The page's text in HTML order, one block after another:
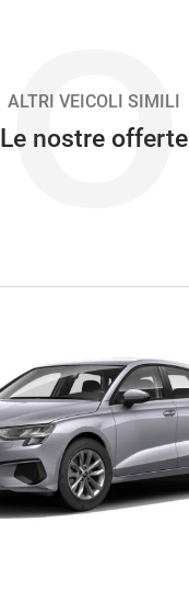
O
ALTRI VEICOLI SIMILI
Le nostre offerte